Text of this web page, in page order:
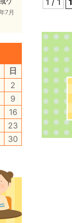
1 / 1 1
7月
日
2
9
16
23
30